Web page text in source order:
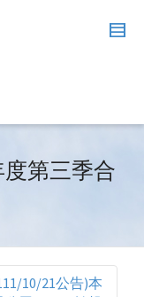
第三季合
10/21公告)本